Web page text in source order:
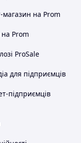
магазин на Prom
Prom
ProSale
для підприємців
підприємців